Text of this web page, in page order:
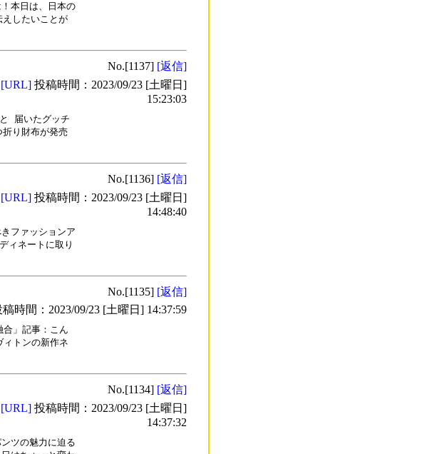
本日は、日本の
したいことが
No.[1137] [返信]
[URL] 投稿時間：2023/09/23 [土曜日]
15:23:03
届いたグッチ
り財布が発売
No.[1136] [返信]
[URL] 投稿時間：2023/09/23 [土曜日]
14:48:40
ファッションア
ィネートに取り
No.[1135] [返信]
稿時間：2023/09/23 [土曜日] 14:37:59
合」記事：こん
ィトンの新作ネ
No.[1134] [返信]
[URL] 投稿時間：2023/09/23 [土曜日]
14:37:32
ツの魅力に迫る